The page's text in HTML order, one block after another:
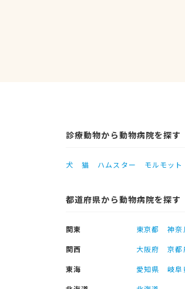
診療動物から動物病院を探す
犬 猫 ハムスター モルモット
都道府県から動物病院を探す
関東 東京都 神奈
関西
大阪府 京都
東海
愛知県 岐阜